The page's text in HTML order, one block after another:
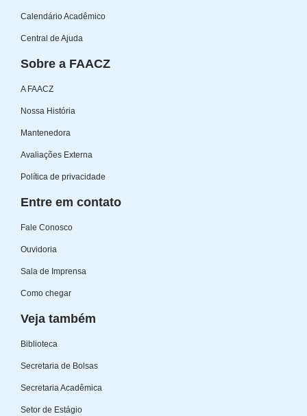
Calendário Acadêmico
Central de Ajuda
Sobre a FAACZ
A FAACZ
Nossa História
Mantenedora
Avaliações Externa
Política de privacidade
Entre em contato
Fale Conosco
Ouvidoria
Sala de Imprensa
Como chegar
Veja também
Biblioteca
Secretaria de Bolsas
Secretaria Acadêmica
Setor de Estágio